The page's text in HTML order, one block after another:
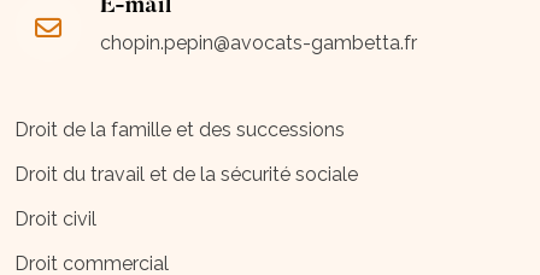
Droit de la famille et des successions
Droit du travail et de la sécurité sociale
Droit civil
Droit commercial
E-mail
chopin.pepin@avocats-gambetta.fr